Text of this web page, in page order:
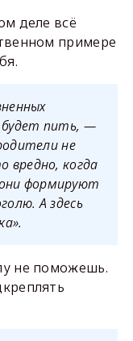
деле всё
примере
пить, —
не
вредно, когда
формируют
А здесь
не поможешь.